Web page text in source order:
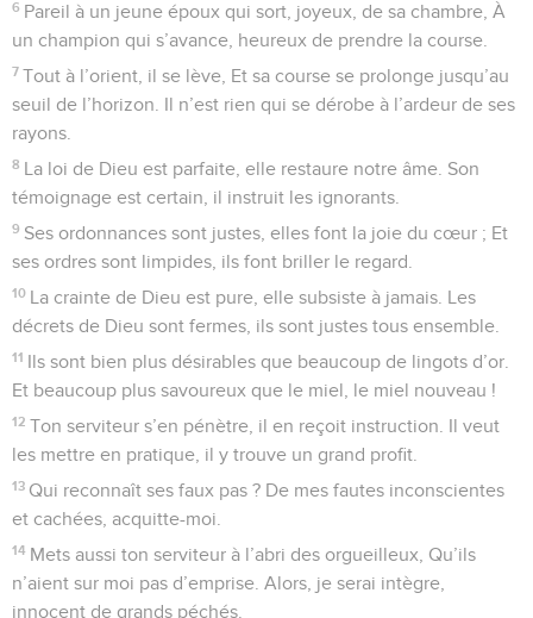
51 Tu multiplies les délivrances Et les victoires de ton roi. Tu
témoignes ta bienveillance À celui qui t’est consacré, À
David et sa descendance, Pour toujours, pour l’éternité.
Psaumes 19
Seuls les Évangiles sont disponibles en vidéo pour le moment.
Prière pour le roi
1 Au chef de chœur. Cantique de David.
2 Les cieux magnifient la gloire du Dieu fort (du Créateur).
L’œuvre de ses mains éclate partout dans le firmament.
3 La connaissance en ruisselle d’un jour jusqu’à l’autre jour.
La nuit à la nuit révèle ce qu’elle a appris (de lui).
4 Ce ne sont pas des paroles, ce ne sont point des discours,
Ni des voix qu’on puisse entendre.